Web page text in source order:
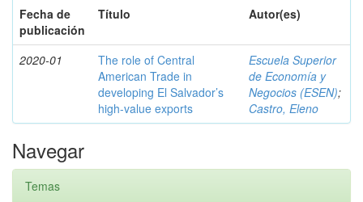
Fecha de
publicación
Título Autor(es)
2020-01
The role of Central
American Trade in
developing El Salvador’s
high-value exports
Escuela Superior
de Economía y
Negocios (ESEN);
Castro, Eleno
Navegar
Temas